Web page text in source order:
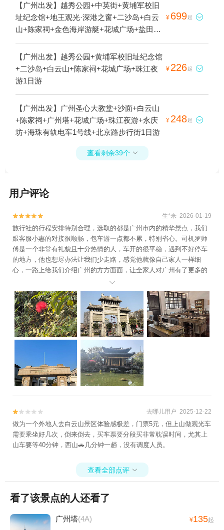
【广州出发】越秀公园+中英街+黄埔军校旧
址纪念馆+地王观光·深港之窗+二沙岛+白云
山+陈家祠+金色海岸游艇+花城广场+盐田海
滨栈道2日游
¥ 699起 
【广州出发】越秀公园+黄埔军校旧址纪念馆
+二沙岛+白云山+陈家祠+花城广场+珠江夜
游1日游
¥ 226起 
【广州出发】广州圣心大教堂+沙面+白云山
+陈家祠+广州塔+花城广场+珠江夜游+永庆
坊+海珠有轨电车1号线+北京路步行街1日游
¥ 248起 
查看剩余39个 
用户评论

 生*来 2026-01-19
旅行社的行程安排特别合理，选取的都是广州市内的精华景点，我们
跟客服小惠的对接很顺畅，包车游一点都不累，特别省心。司机罗师
傅是一个非常有礼貌且十分热情的人，车开的很平稳，遇到不好停车
的地方，他也想尽办法让我们少走路，感觉他就像自己家人一样细
心，一路上给我们介绍广州的方方面面，让全家人对广州有了更多的
了解，整个旅途有了罗师傅一点都不枯燥。他的车空间很大，后排一
点都不挤，坐上去很舒服。非常感谢罗师傅一路的照顾和细致的讲
解，有机会一定再来！


 去哪儿用户 2025-12-22
做为一个外地人去白云山景区体验感极差，门票5元，但上山做观光车
需要乘坐好几次，倒来倒去，买车票要分段买非常耽误时间，尤其上
山车要等40分钟，西山🚗几分钟一趟，没有调度人员。
查看全部点评 
看了该景点的人还看了
广州塔(4A) ¥135起